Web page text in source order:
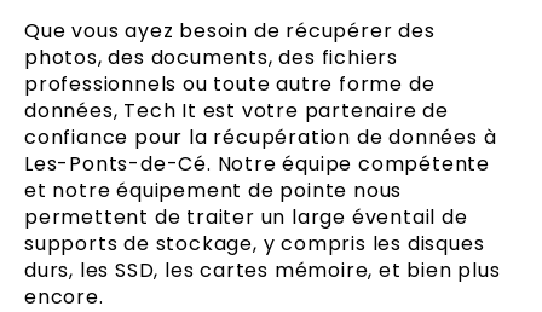
Que vous ayez besoin de récupérer des
photos, des documents, des fichiers
professionnels ou toute autre forme de
données, Tech It est votre partenaire de
confiance pour la récupération de données à
Les-Ponts-de-Cé. Notre équipe compétente
et notre équipement de pointe nous
permettent de traiter un large éventail de
supports de stockage, y compris les disques
durs, les SSD, les cartes mémoire, et bien plus
encore.